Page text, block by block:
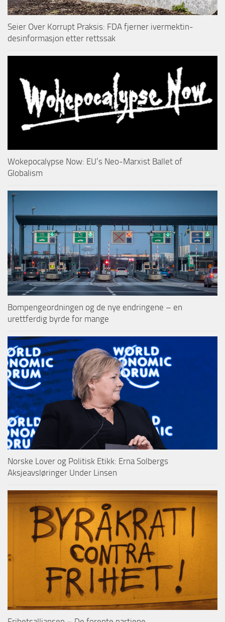
Seier Over Korrupt Praksis: FDA fjerner ivermektin-
desinformasjon etter rettssak
Wokepocalypse Now: EU’s Neo-Marxist Ballet of
Globalism
Bompengeordningen og de nye endringene – en
urettferdig byrde for mange
Norske Lover og Politisk Etikk: Erna Solbergs
Aksjeavsløringer Under Linsen